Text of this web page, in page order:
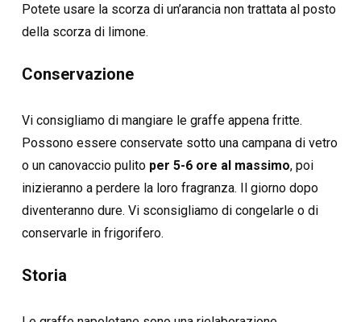
Potete usare la scorza di un’arancia non trattata al posto
della scorza di limone.
Conservazione
Vi consigliamo di mangiare le graffe appena fritte.
Possono essere conservate sotto una campana di vetro
o un canovaccio pulito per 5-6 ore al massimo, poi
inizieranno a perdere la loro fragranza. Il giorno dopo
diventeranno dure. Vi sconsigliamo di congelarle o di
conservarle in frigorifero.
Storia